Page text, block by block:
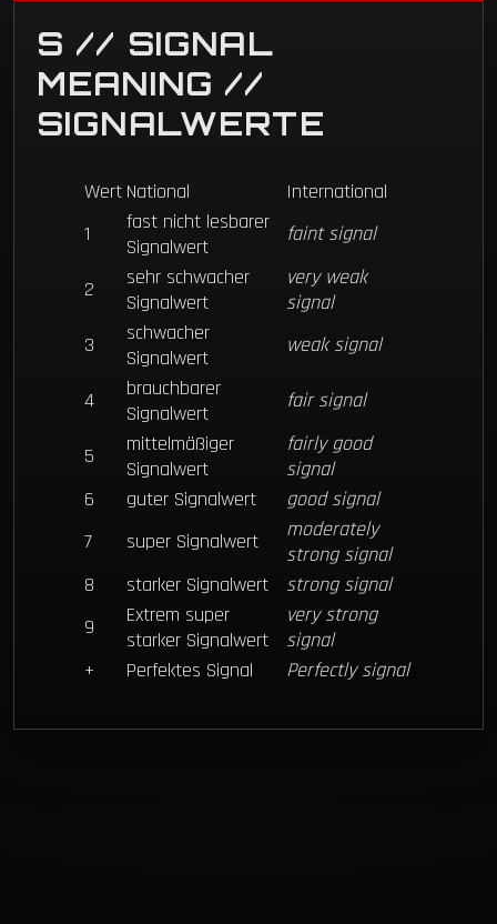
S // SIGNAL
MEANING //
SIGNALWERTE
Wert National
International
1
fast nicht lesbarer
Signalwert
faint signal
2
sehr schwacher
Signalwert
very weak
signal
3
schwacher
Signalwert
weak signal
4
brauchbarer
Signalwert
fair signal
5
mittelmäßiger
Signalwert
fairly good
signal
6
guter Signalwert
good signal
7
super Signalwert
moderately
strong signal
8
starker Signalwert
strong signal
9
Extrem super
starker Signalwert
very strong
signal
+
Perfektes Signal Perfectly signal